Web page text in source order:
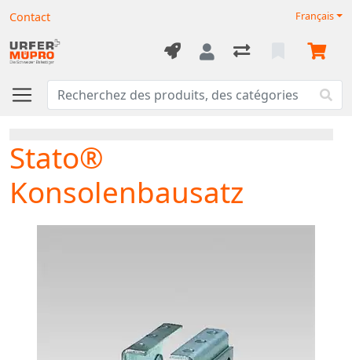
Contact Français
Stato®
Konsolenbausatz